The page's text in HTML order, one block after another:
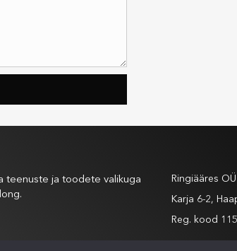
teenuste ja toodete valikuga
Ringiääres OÜ
Karja 6-2,
Reg. kood